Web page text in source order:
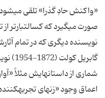
«واكنش حادِ گذرا» تلقى مى‏شود
نویسنده دیگرى كه در تمام
شمارى از داستان‏هایش مثلاً